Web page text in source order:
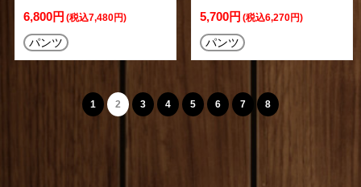
6,800円 (税込7,480円)
パンツ
5,700円 (税込6,270円)
パンツ
1 2 3 4 5 6 7 8